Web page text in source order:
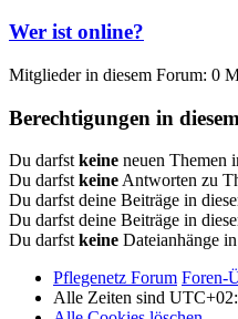
Wer ist online?
Mitglieder in diesem Forum: 0
Berechtigungen in
Du darfst keine neuen Themen
Du darfst keine Antworten zu
Du darfst deine Beiträge in
Du darfst deine Beiträge in
Du darfst keine Dateianhänge
Pflegenetz Forum Foren-
Alle Zeiten sind